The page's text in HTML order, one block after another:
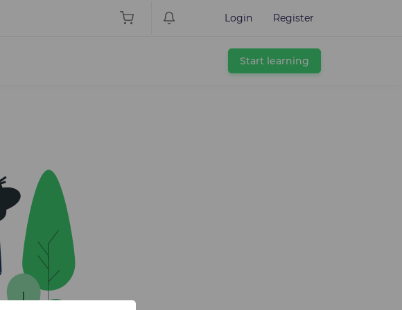
Login Register
Start learning